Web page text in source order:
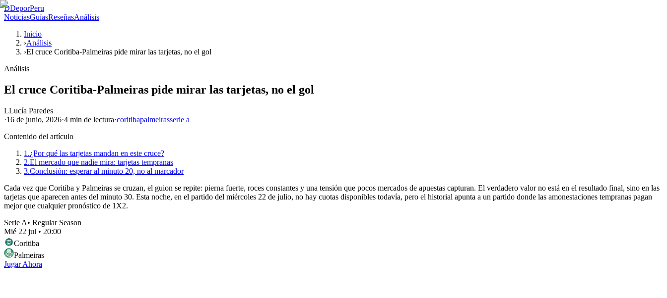
DDeporPeru
NoticiasGuíasReseñasAnálisis
Inicio
›Análisis
›El cruce Coritiba-Palmeiras pide mirar las tarjetas, no el gol
Análisis
El cruce Coritiba-Palmeiras pide mirar las tarjetas, no el gol
LLucía Paredes
·16 de junio, 2026·4 min de lectura·coritibapalmeirasserie a
Contenido del artículo
1.¿Por qué las tarjetas mandan en este cruce?
2.El mercado que nadie mira: tarjetas tempranas
3.Conclusión: esperar al minuto 20, no al marcador
Cada vez que Coritiba y Palmeiras se cruzan, el guion se repite: pierna fuerte, roces constantes y una tensión que pocos mercados de apuestas capturan. El verdadero valor no está en el resultado final, sino en las
tarjetas que aparecen antes del minuto 30. Esta noche, en el partido del miércoles 22 de julio, no hay cuotas disponibles todavía, pero el historial apunta a un partido donde las amonestaciones tempranas pagan
mejor que cualquier pronóstico de 1X2.
Serie A• Regular Season
Mié 22 jul • 20:00
Coritiba
Palmeiras
Jugar Ahora